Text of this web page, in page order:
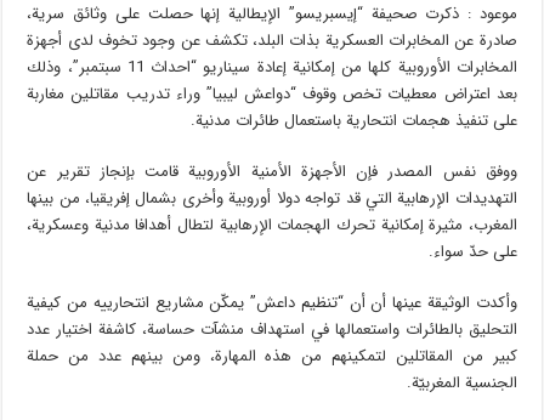
موعود : ذکرت صحيفة “إيسبريسو” الإيطالية إنها حصلت على وثائق سرية،
صادرة عن المخابرات العسكرية بذات البلد، تكشف عن وجود تخوف لدى أجهزة
المخابرات الأوروبية كلها من إمكانية إعادة سيناريو “احداث 11 سبتمبر”، وذلك
بعد اعتراض معطيات تخص وقوف “دواعش ليبيا” وراء تدريب مقاتلين مغاربة
على تنفيذ هجمات انتحارية باستعمال طائرات مدنية.
ووفق نفس المصدر فإن الأجهزة الأمنية الأوروبية قامت بإنجاز تقرير عن
التهديدات الإرهابية التي قد تواجه دولا أوروبية وأخرى بشمال إفريقيا، من بينها
المغرب، مثيرة إمكانية تحرك الهجمات الإرهابية لتطال أهدافا مدنية وعسكرية،
على حدّ سواء.
وأكدت الوثيقة عينها أن أن “تنظيم داعش” يمكّن مشاريع انتحارييه من كيفية
التحليق بالطائرات واستعمالها في استهداف منشآت حساسة، كاشفة اختيار عدد
كبير من المقاتلين لتمكينهم من هذه المهارة، ومن بينهم عدد من حملة
الجنسية المغربيّة.